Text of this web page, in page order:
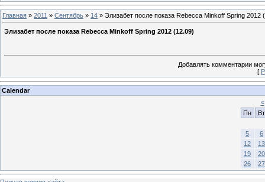
Главная » 2011 » Сентябрь » 14 » Элизабет после показа Rebecca Minkoff Spring 2012
Элизабет после показа Rebecca Minkoff Spring 2012 (12.09)
Добавлять комментарии
[
Calendar
«
Пн
Вт
5
6
12
13
19
20
26
27